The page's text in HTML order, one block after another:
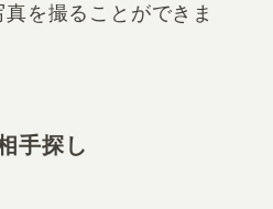
を撮ることができま
手探し